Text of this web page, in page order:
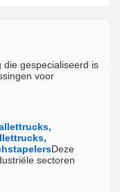
die gespecialiseerd is
voor
Deze
sectoren